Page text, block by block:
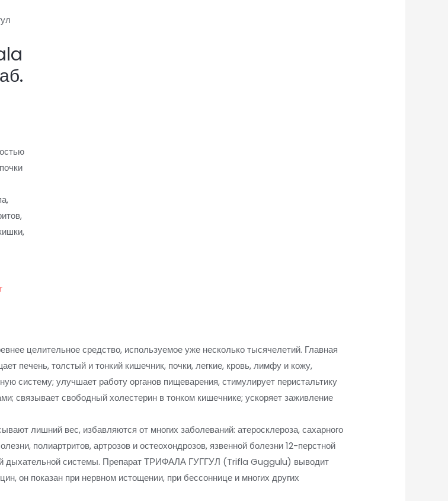
целительное средство, используемое уже несколько тысячелетий. Главная
печень, толстый и тонкий кишечник, почки, легкие, кровь, лимфу и кожу,
систему; улучшает работу органов пищеварения, стимулирует перистальтику
связывает свободный холестерин в тонком кишечнике; ускоряет заживление
лишний вес, избавляются от многих заболеваний: атеросклероза, сахарного
полиартритов, артрозов и остеохондрозов, язвенной болезни 12-перстной
дыхательной системы. Препарат ТРИФАЛА ГУГГУЛ (Trifla Guggulu) выводит
он показан при нервном истощении, при бессоннице и многих других